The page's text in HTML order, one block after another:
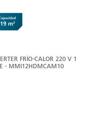
FRÍO-CALOR 220 V 1
- MMI12HDMCAM10